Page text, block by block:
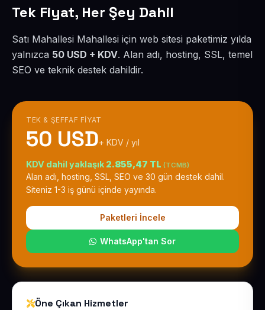
Tek Fiyat, Her Şey Dahil
Satı Mahallesi Mahallesi için web sitesi paketimiz yılda
yalnızca 50 USD + KDV. Alan adı, hosting, SSL, temel
SEO ve teknik destek dahildir.
TEK & ŞEFFAF FIYAT
50 USD+ KDV / yıl
KDV dahil yaklaşık 2.855,47 TL (TCMB)
Alan adı, hosting, SSL, SEO ve 30 gün destek dahil.
Siteniz 1-3 iş günü içinde yayında.
Paketleri İncele
WhatsApp'tan Sor
Öne Çıkan Hizmetler